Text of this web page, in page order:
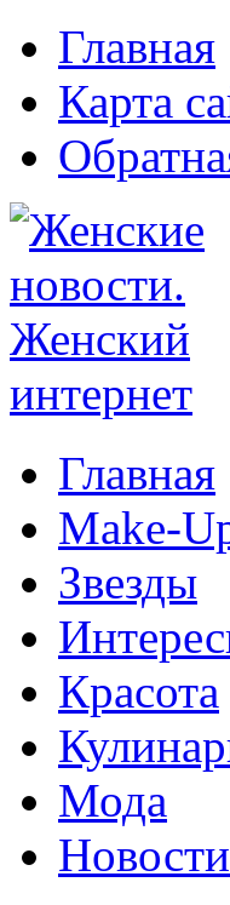
Главная
Карта
Главная
Make-
Звезды
Красота
Мода